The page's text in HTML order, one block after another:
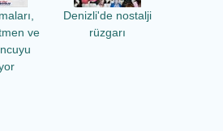
ve
Denizli'de nostalji
rüzgarı